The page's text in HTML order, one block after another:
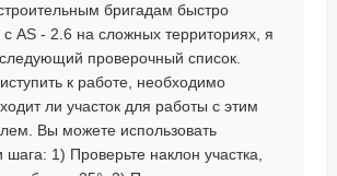
бригадам быстро
с AS - 2.6 на сложных территориях, я
проверочный список.
к работе, необходимо
ли участок для работы с этим
Вы можете использовать
1) Проверьте наклон участка,